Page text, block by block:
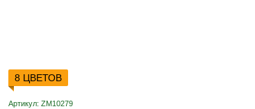
8 ЦВЕТОВ
Артикул: ZM10279